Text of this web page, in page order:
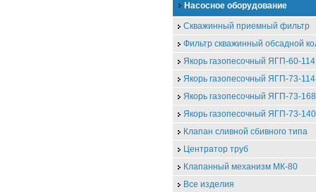
Насосное оборудование
Скважинный приемный фильтр
Фильтр скважинный обсадной
Якорь газопесочный ЯГП-60-
Якорь газопесочный ЯГП-73-114
Якорь газопесочный ЯГП-73-168
Якорь газопесочный ЯГП-73-140
Клапан сливной сбивного типа
Центратор труб
Клапанный механизм МК-80
Все изделия